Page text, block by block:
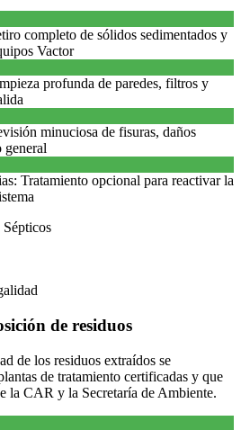
completo de sólidos sedimentados y
Vactor
profunda de paredes, filtros y
minuciosa de fisuras, daños
general
Tratamiento opcional para reactivar la
de residuos
de los residuos extraídos se
de tratamiento certificadas y que
la CAR y la Secretaría de Ambiente.